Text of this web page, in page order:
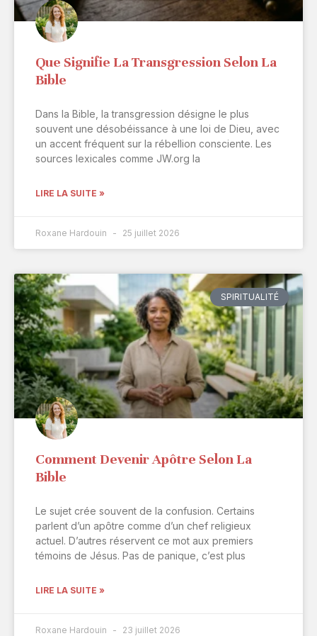
Que Signifie La Transgression Selon La
Bible
Dans la Bible, la transgression désigne le plus
souvent une désobéissance à une loi de Dieu, avec
un accent fréquent sur la rébellion consciente. Les
sources lexicales comme JW.org la
LIRE LA SUITE »
Roxane Hardouin 25 juillet 2026
SPIRITUALITÉ
Comment Devenir Apôtre Selon La
Bible
Le sujet crée souvent de la confusion. Certains
parlent d’un apôtre comme d’un chef religieux
actuel. D’autres réservent ce mot aux premiers
témoins de Jésus. Pas de panique, c’est plus
LIRE LA SUITE »
Roxane Hardouin 23 juillet 2026